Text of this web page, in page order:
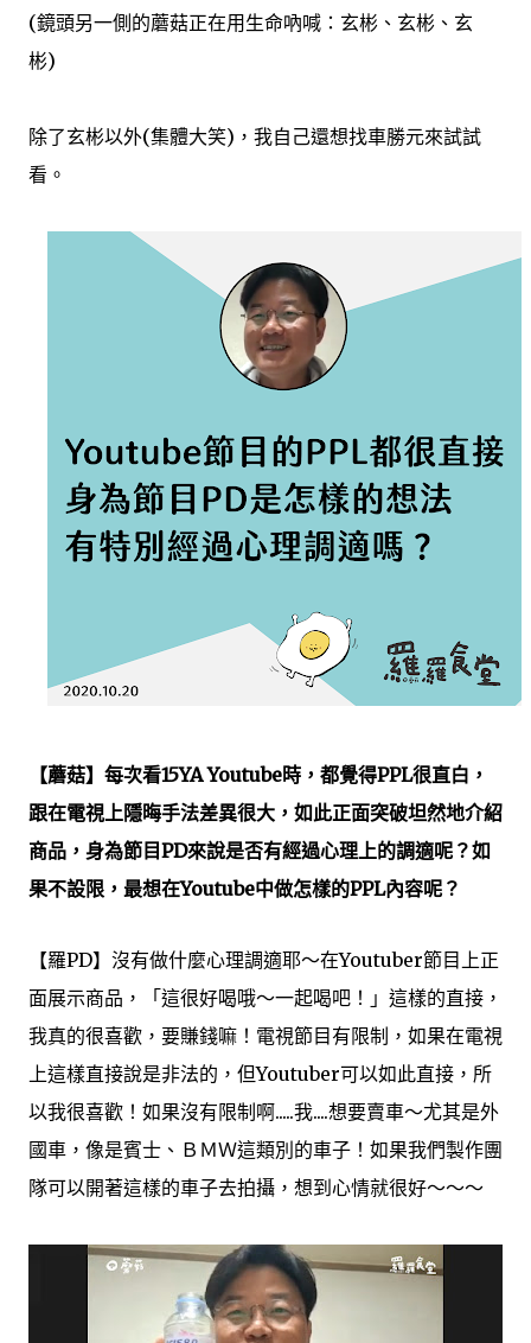
(鏡頭另一側的蘑菇正在用生命吶喊：玄彬、玄彬、玄
彬)
除了玄彬以外(集體大笑)，我自己還想找車勝元來試試
看。
【蘑菇】每次看15YA Youtube時，都覺得PPL很直白，
跟在電視上隱晦手法差異很大，如此正面突破坦然地介紹
商品，身為節目PD來說是否有經過心理上的調適呢？如
果不設限，最想在Youtube中做怎樣的PPL內容呢？
【羅PD】沒有做什麼心理調適耶～在Youtuber節目上正
面展示商品，「這很好喝哦～一起喝吧！」這樣的直接，
我真的很喜歡，要賺錢嘛！電視節目有限制，如果在電視
上這樣直接說是非法的，但Youtuber可以如此直接，所
以我很喜歡！如果沒有限制啊.....我....想要賣車～尤其是外
國車，像是賓士、ＢＭＷ這類別的車子！如果我們製作團
隊可以開著這樣的車子去拍攝，想到心情就很好～～～